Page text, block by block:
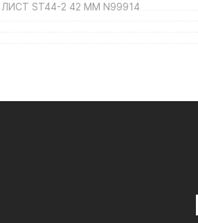
ST44-2 42 ММ N99914